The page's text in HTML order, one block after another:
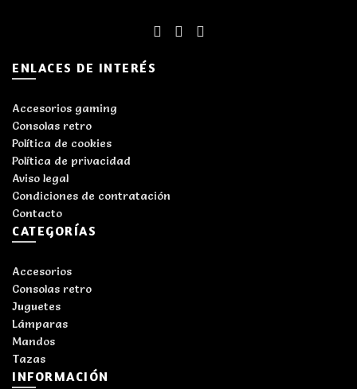
ENLACES DE INTERÉS
Accesorios gaming
Consolas retro
Política de cookies
Política de privacidad
Aviso legal
Condiciones de contratación
Contacto
CATEGORÍAS
Accesorios
Consolas retro
Juguetes
Lámparas
Mandos
Tazas
INFORMACIÓN